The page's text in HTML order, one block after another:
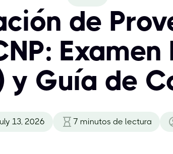
de
y Guía de
13, 2026 7 minutos de lectura